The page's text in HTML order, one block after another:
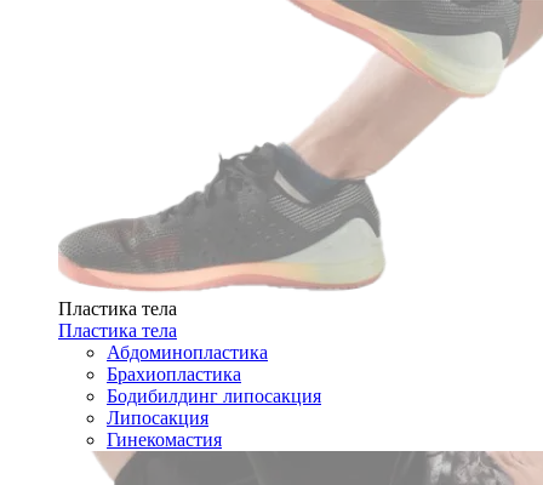
Пластика тела
Пластика тела
Абдоминопластика
Брахиопластика
Бодибилдинг липосакция
Липосакция
Гинекомастия